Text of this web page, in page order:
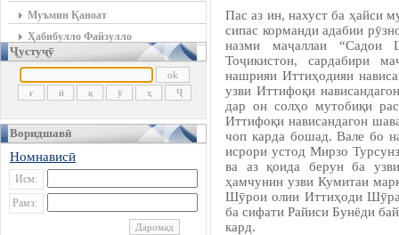
Муъмин Қаноат
Ҳабибулло Файзулло
Ҷустуҷӯ
Воридшавӣ
Номнависӣ
Исм:
Рамз:
Пас аз ин, нахуст ба ҳайси
сипас корманди адабии
назми маҷаллаи “Садои
Тоҷикистон, сардабири
нашрияи Иттиҳодияи
узви Иттифоқи
дар он солҳо мутобиқи
Иттифоқи нависандагон
чоп карда бошад. Вале бо
исрори устод Мирзо
ва аз қоида берун ба
ҳамчунин узви Кумитаи
Шӯрои олии Иттиҳоди
ба сифати Райиси Бунёди
кард.